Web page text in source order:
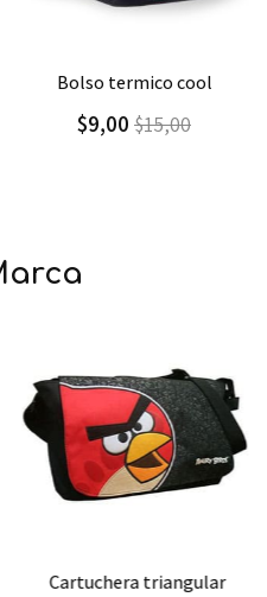
Agregar Detalle
bolso termico cool
$9,00 $15,00
Agregar Detalle
cartuchera triangular